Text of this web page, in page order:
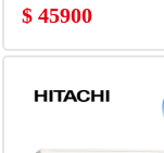
$ 45900